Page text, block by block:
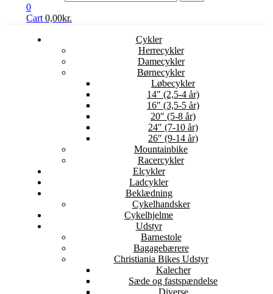
0
Cart 0,00kr.
Cykler
Herrecykler
Damecykler
Børnecykler
Løbecykler
14″ (2,5-4 år)
16″ (3,5-5 år)
20″ (5-8 år)
24″ (7-10 år)
26″ (9-14 år)
Mountainbike
Racercykler
Elcykler
Ladcykler
Beklædning
Cykelhandsker
Cykelhjelme
Udstyr
Barnestole
Bagagebærere
Christiania Bikes Udstyr
Kalecher
Sæde og fastspændelse
Diverse